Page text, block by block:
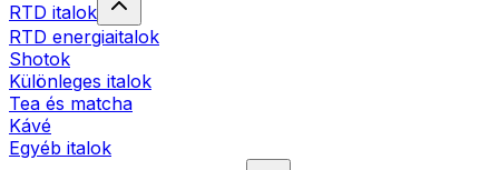
RTD italok
RTD energiaitalok
Shotok
Különleges italok
Tea és matcha
Kávé
Egyéb italok